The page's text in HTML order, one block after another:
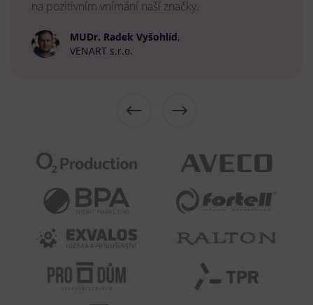
na pozitivním vnímání naší značky.
MUDr. Radek Vyšohlíd,
VENART s.r.o.